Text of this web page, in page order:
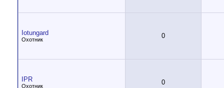
Iotungard
Охотник 0
IPR
Охотник 0